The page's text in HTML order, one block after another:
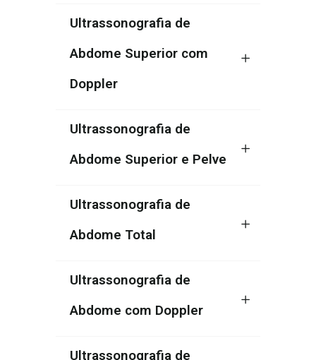
Ultrassonografia de
Abdome Superior com
Doppler
Ultrassonografia de
Abdome Superior e Pelve
Ultrassonografia de
Abdome Total
Ultrassonografia de
Abdome com Doppler
Ultrassonografia de